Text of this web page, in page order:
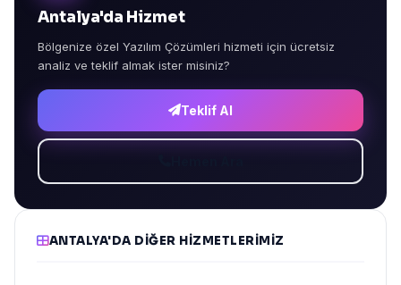
Antalya'da Hizmet
Bölgenize özel Yazılım Çözümleri hizmeti için ücretsiz
analiz ve teklif almak ister misiniz?
Teklif Al
ANTALYA'DA DIĞER HIZMETLERIMIZ